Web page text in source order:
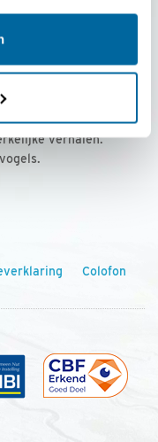
per jaar
met
verhalen.
Colofon